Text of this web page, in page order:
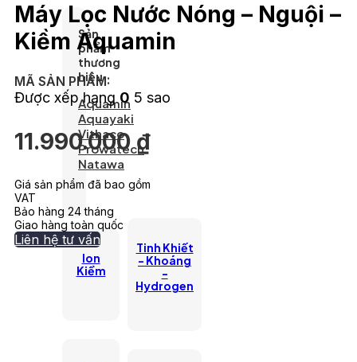
Sản
phẩm
thương
hiệu
Aquamin
Aquayaki
Vithaco
Prowatech
Natawa
lon
Kiềm
Tinh Khiết
- Khoáng
-
Hydrogen
Máy Lọc Nước Nóng – Nguội –
Kiềm Aquamin
MÃ SẢN PHẨM:
Được xếp hạng0 5 sao
11.990.000₫
Giá sản phẩm đã bao gồm
VAT
Bảo hàng 24 tháng
Giao hàng toàn quốc
Liên hệ tư vấn